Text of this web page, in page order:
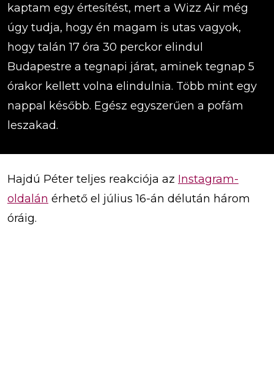
kaptam egy értesítést, mert a Wizz Air még
úgy tudja, hogy én magam is utas vagyok,
hogy talán 17 óra 30 perckor elindul
Budapestre a tegnapi járat, aminek tegnap 5
órakor kellett volna elindulnia. Több mint egy
nappal később. Egész egyszerűen a pofám
leszakad.
Hajdú Péter teljes reakciója az Instagram-
oldalán érhető el július 16-án délután három
óráig.